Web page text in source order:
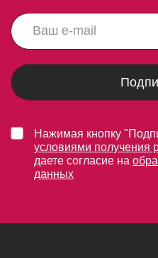
Нажимая кнопку
условиями получения
даете согласие на
данных